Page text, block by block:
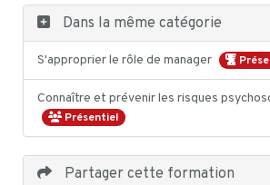
Dans la même catégorie
S'approprier le rôle de manager
Connaître et prévenir les risques
Présentiel
Partager cette formation